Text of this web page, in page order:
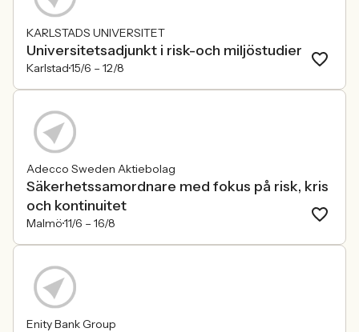
KARLSTADS UNIVERSITET
Universitetsadjunkt i risk-och miljöstudier
Karlstad15/6 – 12/8
Adecco Sweden Aktiebolag
Säkerhetssamordnare med fokus på risk, kris
och kontinuitet
Malmö11/6 – 16/8
Enity Bank Group